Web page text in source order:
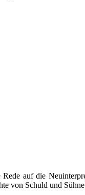
auf die
von Schuld und